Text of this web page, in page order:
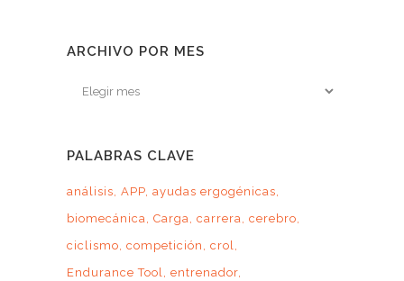
ARCHIVO POR MES
Archivo
PALABRAS CLAVE
análisis APP ayudas ergogénicas
biomecánica Carga carrera cerebro
ciclismo competición
crol
Endurance Tool entrenador